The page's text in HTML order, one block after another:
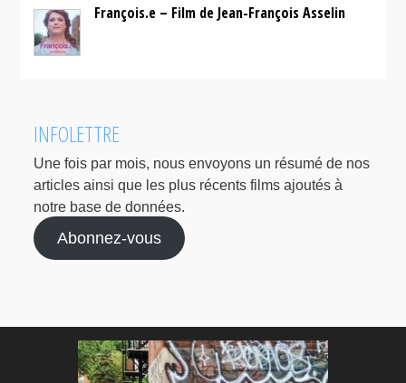
François.e – Film de Jean-François Asselin
INFOLETTRE
Une fois par mois, nous envoyons un résumé de nos
articles ainsi que les plus récents films ajoutés à
notre base de données.
Abonnez-vous